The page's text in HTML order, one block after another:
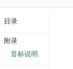
目录
附录
音标说明